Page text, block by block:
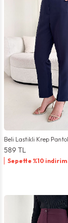
Beli Lastikli Krep
589 TL
Sepette %10 indirim